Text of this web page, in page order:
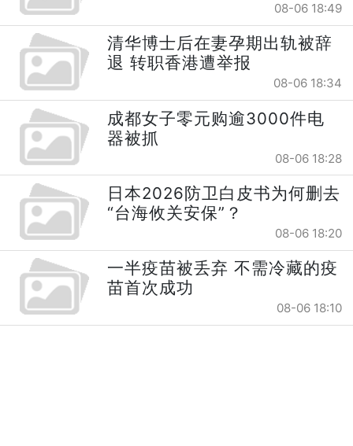
08-06 18:49
清华博士后在妻孕期出轨被辞
退 转职香港遭举报
08-06 18:34
成都女子零元购逾3000件电
器被抓
08-06 18:28
日本2026防卫白皮书为何删去
“台海攸关安保”？
08-06 18:20
一半疫苗被丢弃 不需冷藏的疫
苗首次成功
08-06 18:10